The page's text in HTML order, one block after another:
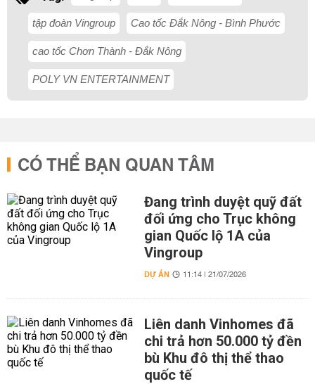
tập đoàn Vingroup Cao tốc Đắk Nông - Bình Phước
cao tốc Chơn Thành - Đắk Nông
POLY VN ENTERTAINMENT
CÓ THỂ BẠN QUAN TÂM
Đang trình duyệt quỹ đất
đối ứng cho Trục không
gian Quốc lộ 1A của
Vingroup
DỰ ÁN 11:14 | 21/07/2026
Liên danh Vinhomes đã
chi trả hơn 50.000 tỷ đền
bù Khu đô thị thể thao
quốc tế